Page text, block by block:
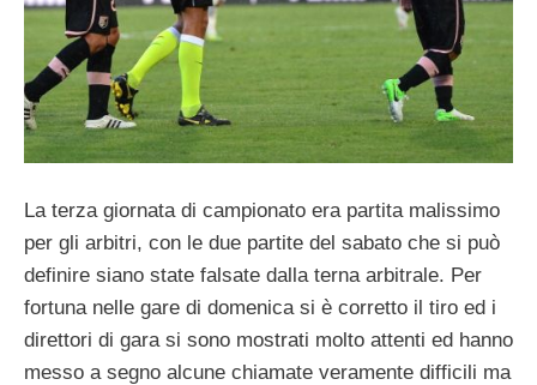
La terza giornata di campionato era partita malissimo
per gli arbitri, con le due partite del sabato che si può
definire siano state falsate dalla terna arbitrale. Per
fortuna nelle gare di domenica si è corretto il tiro ed i
direttori di gara si sono mostrati molto attenti ed hanno
messo a segno alcune chiamate veramente difficili ma